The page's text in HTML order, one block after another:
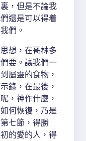
，但是不論我
還是可以得着
們。
想，在哥林多
要。讓我們一
屬靈的食物，
錄，在最後，
，神作什麼，
何恢復，乃是
七節，得勝
的愛的人，得